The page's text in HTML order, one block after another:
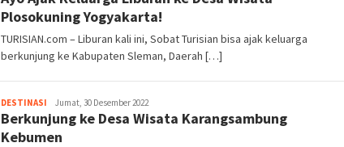
Plosokuning Yogyakarta!
TURISIAN.com – Liburan kali ini, Sobat Turisian bisa ajak keluarga
berkunjung ke Kabupaten Sleman, Daerah […]
DESTINASI Iwan
Gunawan
Jumat, 30 Desember 2022
Berkunjung ke Desa Wisata Karangsambung
Kebumen